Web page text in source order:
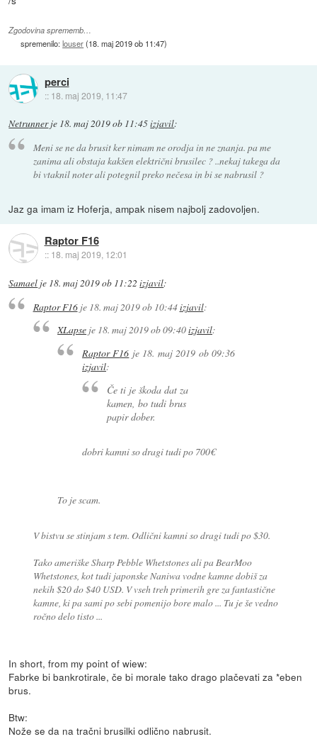
Zgodovina sprememb…
spremenilo:louser(18. maj 2019 ob 11:47)
perci
:: 18. maj 2019, 11:47
Netrunnerje 18. maj 2019 ob 11:45izjavil:
Meni se ne da brusit ker nimam ne orodja in ne znanja. pa me
zanima ali obstaja kakšen električni brusilec ? ..nekaj takega da
bi vtaknil noter ali potegnil preko nečesa in bi se nabrusil ?
Jaz ga imam iz Hoferja, ampak nisem najbolj zadovoljen.
Raptor F16
:: 18. maj 2019, 12:01
Samael je 18. maj 2019 ob 11:22 izjavil:
Raptor F16je 18. maj 2019 ob 10:44izjavil:
XLapse je 18. maj 2019 ob 09:40izjavil:
Raptor F16 je 18. maj 2019 ob 09:36
izjavil:
Če ti je škoda dat za
kamen, bo tudi brus
papir dober.
dobri kamni so dragi tudi po 700€
To je scam.
V bistvu se stinjam s tem. Odlični kamni so dragi tudi po $30.
Tako ameriške Sharp Pebble Whetstones ali pa BearMoo
Whetstones, kot tudi japonske Naniwa vodne kamne dobiš za
nekih $20 do $40 USD. V vseh treh primerih gre za fantastične
kamne, ki pa sami po sebi pomenijo bore malo ... Tu je še vedno
ročno delo tisto ...
In short, from my point of wiew:
Fabrke bi bankrotirale, če bi morale tako drago plačevati za *eben
brus.
Btw:
Nože se da na tračni brusilki odlično nabrusit.